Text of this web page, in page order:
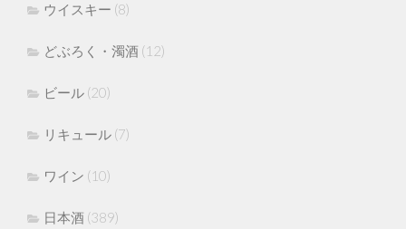
ウイスキー (8)
どぶろく・濁酒 (12)
ビール (20)
リキュール (7)
ワイン (10)
日本酒 (389)